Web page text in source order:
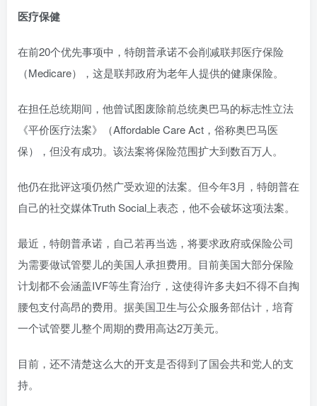
医疗保健
在前20个优先事项中，特朗普承诺不会削减联邦医疗保险
（Medicare），这是联邦政府为老年人提供的健康保险。
在担任总统期间，他曾试图废除前总统奥巴马的标志性立法
《平价医疗法案》（Affordable Care Act，俗称奥巴马医
保），但没有成功。该法案将保险范围扩大到数百万人。
他仍在批评这项仍然广受欢迎的法案。但今年3月，特朗普在
自己的社交媒体Truth Social上表态，他不会破坏这项法案。
最近，特朗普承诺，自己若再当选，将要求政府或保险公司
为需要做试管婴儿的美国人承担费用。目前美国大部分保险
计划都不会涵盖IVF等生育治疗，这使得许多夫妇不得不自掏
腰包支付高昂的费用。据美国卫生与公众服务部估计，培育
一个试管婴儿整个周期的费用高达2万美元。
目前，还不清楚这么大的开支是否得到了国会共和党人的支
持。